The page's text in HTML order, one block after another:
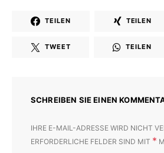
TEILEN TEILEN
TWEET TEILEN
SCHREIBEN SIE EINEN
IHRE E-MAIL-ADRESSE WIRD NICHT
ERFORDERLICHE FELDER SIND MIT *